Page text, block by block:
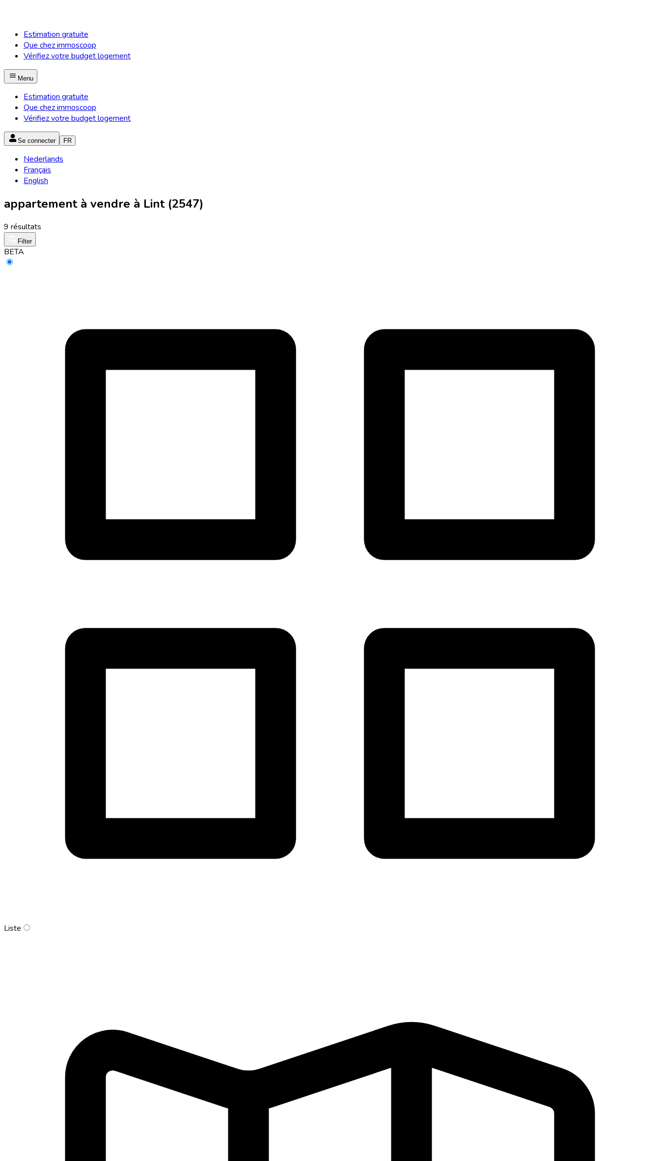
Estimation gratuite
Que chez immoscoop
Vérifiez votre budget logement
Menu
Estimation gratuite
Que chez immoscoop
Vérifiez votre budget logement
Se connecter FR
Nederlands
Français
English
appartement à vendre à Lint (2547)
9 résultats
Filter
BETA
Liste